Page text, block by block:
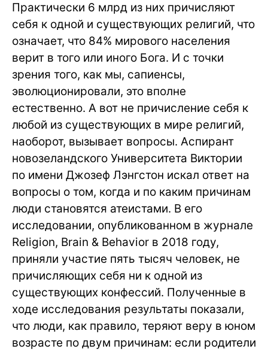
Практически 6 млрд из них причисляют
себя к одной и существующих религий, что
означает, что 84% мирового населения
верит в того или иного Бога. И с точки
зрения того, как мы, сапиенсы,
эволюционировали, это вполне
естественно. А вот не причисление себя к
любой из существующих в мире религий,
наоборот, вызывает вопросы. Аспирант
новозеландского Университета Виктории
по имени Джозеф Лэнгстон искал ответ на
вопросы о том, когда и по каким причинам
люди становятся атеистами. В его
исследовании, опубликованном в журнале
Religion, Brain & Behavior в 2018 году,
приняли участие пять тысяч человек, не
причисляющих себя ни к одной из
существующих конфессий. Полученные в
ходе исследования результаты показали,
что люди, как правило, теряют веру в юном
возрасте по двум причинам: если родители